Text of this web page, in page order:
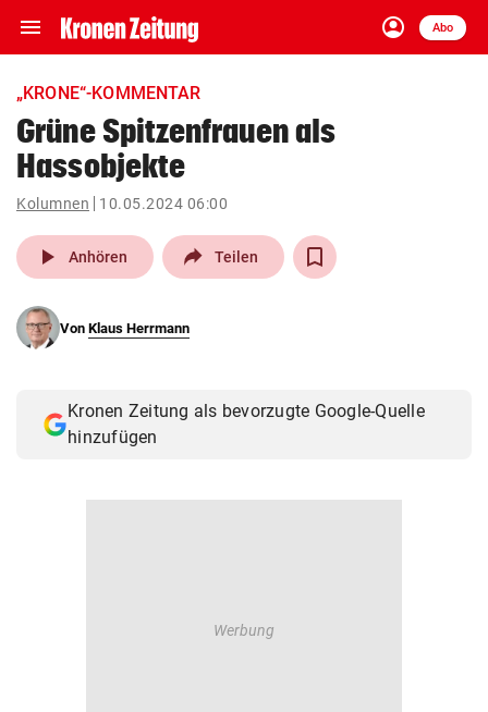
menu Navigation
ein-/ausklappen
account_circle
Anmelden
Abo
close Schließen
account_circle Anmelden
pin_drop
Wien arrow_right
„KRONE“-KOMMENTAR
Grüne Spitzenfrauen als
Hassobjekte
Kolumnen 10.05.2024 06:00
play_arrow Anhören Teilen
Von Klaus Herrmann
Kronen Zeitung als bevorzugte Google-Quelle
hinzufügen